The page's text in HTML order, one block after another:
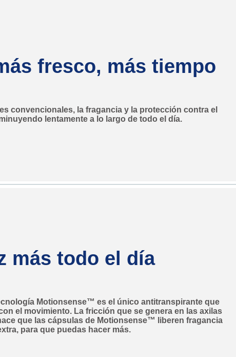
fresco, más tiempo
convencionales, la fragancia y la protección contra el
lentamente a lo largo de todo el día.
más todo el día
Motionsense™ es el único antitranspirante que
el movimiento. La fricción que se genera en las axilas
que las cápsulas de Motionsense™ liberen fragancia
para que puedas hacer más.